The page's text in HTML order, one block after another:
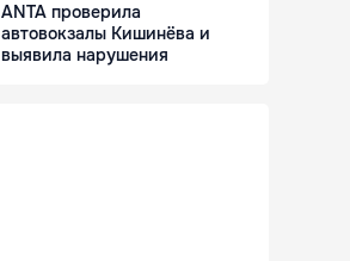
ANTA проверила
автовокзалы Кишинёва и
выявила нарушения